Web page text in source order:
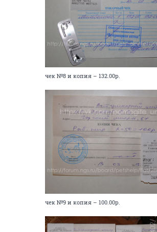
чек №8 и копия – 132.00р.
чек №9 и копия – 100.00р.